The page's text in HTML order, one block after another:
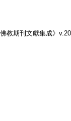
教期刊文獻集成》